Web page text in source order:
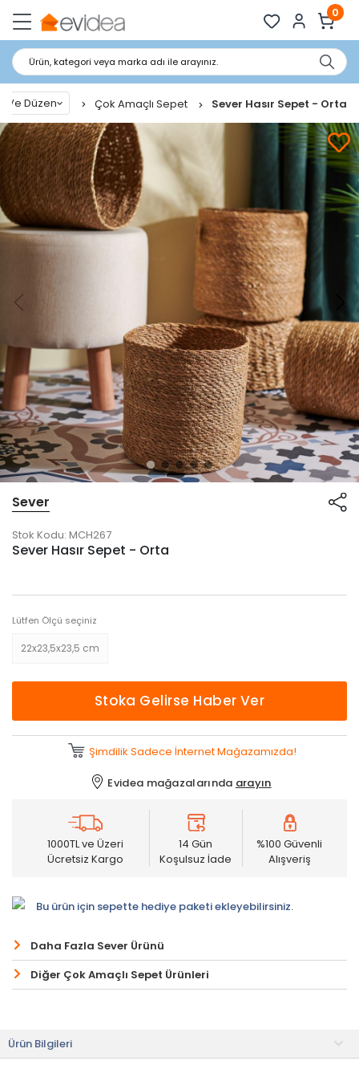
0
Ürün, kategori veya marka adı ile arayınız.
Ve Düzen Çok Amaçlı Sepet Sever Hasır Sepet - Orta
Sever
Stok Kodu: MCH267
Sever Hasır Sepet - Orta
Lütfen Ölçü seçiniz
22x23,5x23,5 cm
Stoka Gelirse Haber Ver
Şimdilik Sadece İnternet Mağazamızda!
Evidea mağazalarında arayın
1000TL ve Üzeri
Ücretsiz Kargo
14 Gün
Koşulsuz İade
%100 Güvenli
Alışveriş
Bu ürün için sepette hediye paketi ekleyebilirsiniz.
Daha Fazla Sever Ürünü
Diğer Çok Amaçlı Sepet Ürünleri
Ürün Bilgileri